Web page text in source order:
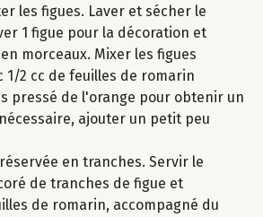
les figues. Laver et sécher le
1 figue pour la décoration et
morceaux. Mixer les figues
1/2 cc de feuilles de romarin
pressé de l'orange pour obtenir un
ajouter un petit peu
en tranches. Servir le
de tranches de figue et
de romarin, accompagné du